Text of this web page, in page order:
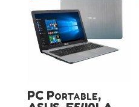
PC Portable,